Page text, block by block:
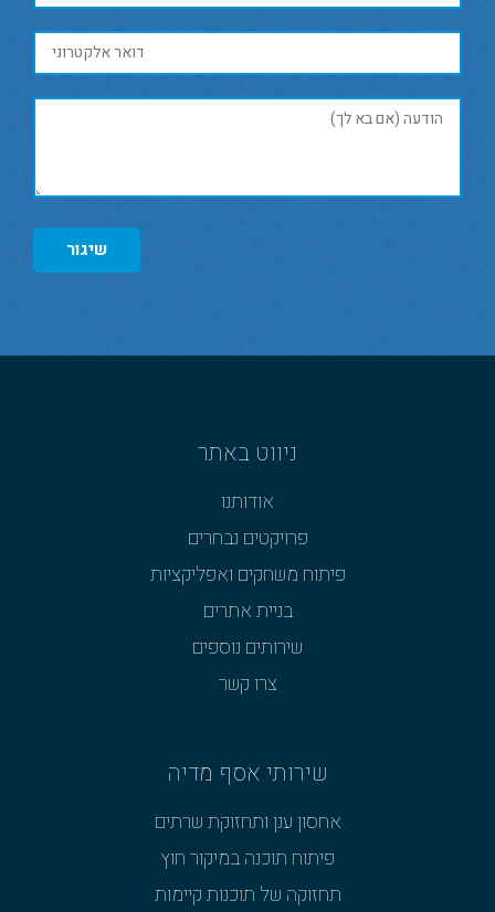
שיגור
ניווט באתר
אודותנו
פרויקטים נבחרים
פיתוח משחקים ואפליקציות
בניית אתרים
שירותים נוספים
צרו קשר
שירותי אסף מדיה
אחסון ענן ותחזוקת שרתים
פיתוח תוכנה במיקור חוץ
תחזוקה של תוכנות קיימות